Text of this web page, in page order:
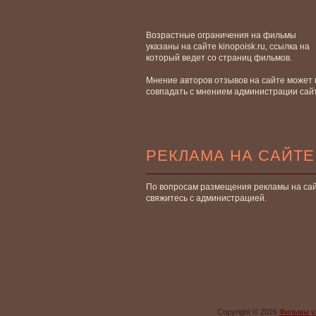
Возрастные ограничения на фильмы
указаны на сайте kinopoisk.ru, ссылка на
который ведет со страниц фильмов.
Мнение авторов отзывов на сайте может
совпадать с мнением администрации
РЕКЛАМА НА САЙТЕ
По вопросам размещения рекламы на
свяжитесь с администрацией.
Copyright © 2026 Фильмы